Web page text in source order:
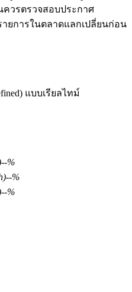
หะมีค่า และสินค้าโภคภัณฑ์
วรตรวจสอบประกาศ
ายการในตลาดแลกเปลี่ยนก่อน
แบบเรียลไทม์
--%
--%
--%